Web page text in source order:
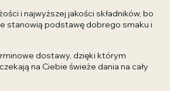
i najwyższej jakości składników, bo
stanowią podstawę dobrego smaku i
dostawy, dzięki którym
na Ciebie świeże dania na cały